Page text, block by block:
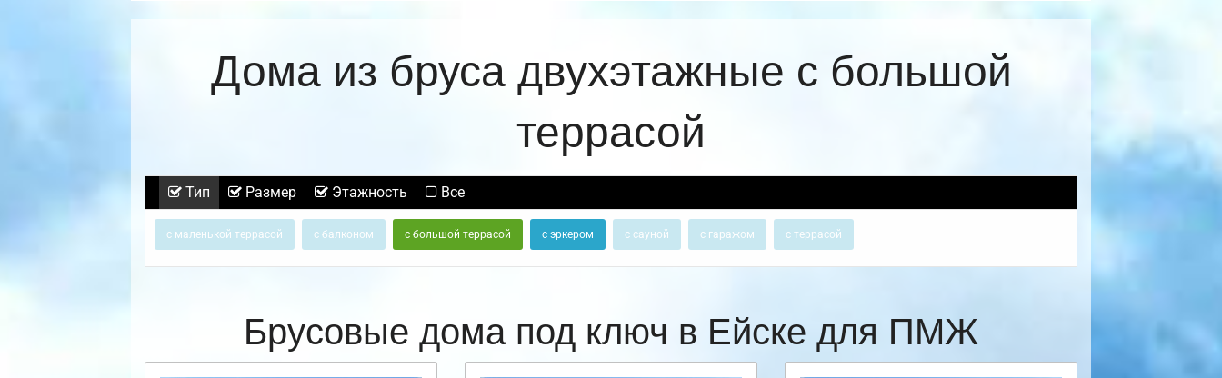
Дома из бруса двухэтажные с большой
террасой
Тип Размер Этажность Все
с маленькой террасой с балконом с большой террасой с эркером с сауной с гаражом с террасой
Брусовые дома под ключ в Ейске для ПМЖ